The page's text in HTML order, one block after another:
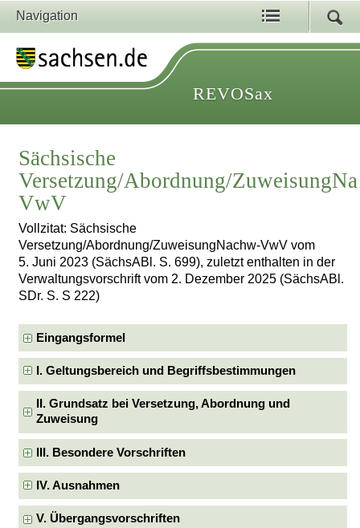
Navigation
REVOSax
Sächsische
Versetzung/Abordnung/
VwV
Vollzitat: Sächsische
Versetzung/Abordnung/ZuweisungNachw-VwV vom
5. Juni 2023 (SächsABl. S. 699), zuletzt enthalten in der
Verwaltungsvorschrift vom 2. Dezember 2025 (SächsABl.
SDr. S. S 222)
Eingangsformel
I. Geltungsbereich und Begriffsbestimmungen
II. Grundsatz bei Versetzung, Abordnung und
Zuweisung
III. Besondere Vorschriften
IV. Ausnahmen
V. Übergangsvorschriften